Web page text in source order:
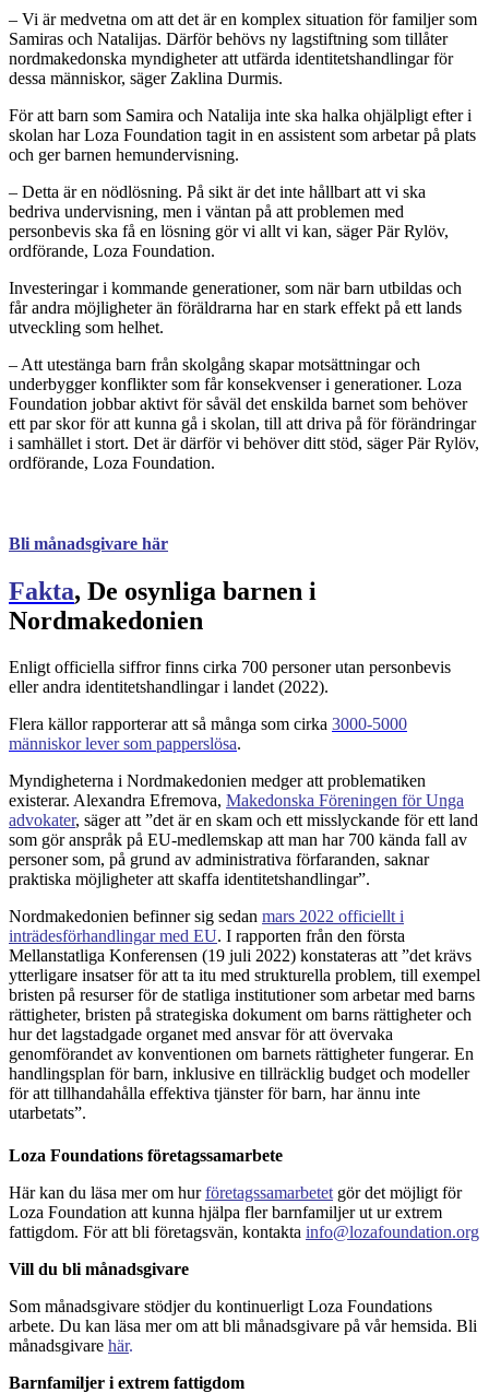
– Vi är medvetna om att det är en komplex situation för familjer som
Samiras och Natalijas. Därför behövs ny lagstiftning som tillåter
nordmakedonska myndigheter att utfärda identitetshandlingar för
dessa människor, säger Zaklina Durmis.
För att barn som Samira och Natalija inte ska halka ohjälpligt efter i
skolan har Loza Foundation tagit in en assistent som arbetar på plats
och ger barnen hemundervisning.
– Detta är en nödlösning. På sikt är det inte hållbart att vi ska
bedriva undervisning, men i väntan på att problemen med
personbevis ska få en lösning gör vi allt vi kan, säger Pär Rylöv,
ordförande, Loza Foundation.
Investeringar i kommande generationer, som när barn utbildas och
får andra möjligheter än föräldrarna har en stark effekt på ett lands
utveckling som helhet.
– Att utestänga barn från skolgång skapar motsättningar och
underbygger konflikter som får konsekvenser i generationer. Loza
Foundation jobbar aktivt för såväl det enskilda barnet som behöver
ett par skor för att kunna gå i skolan, till att driva på för förändringar
i samhället i stort. Det är därför vi behöver ditt stöd, säger Pär Rylöv,
ordförande, Loza Foundation.
Bli månadsgivare här
Fakta, De osynliga barnen i
Nordmakedonien
Enligt officiella siffror finns cirka 700 personer utan personbevis
eller andra identitetshandlingar i landet (2022).
Flera källor rapporterar att så många som cirka 3000-5000
människor lever som papperslösa.
Myndigheterna i Nordmakedonien medger att problematiken
existerar. Alexandra Efremova, Makedonska Föreningen för Unga
advokater, säger att ”det är en skam och ett misslyckande för ett land
som gör anspråk på EU-medlemskap att man har 700 kända fall av
personer som, på grund av administrativa förfaranden, saknar
praktiska möjligheter att skaffa identitetshandlingar”.
Nordmakedonien befinner sig sedan mars 2022 officiellt i
inträdesförhandlingar med EU. I rapporten från den första
Mellanstatliga Konferensen (19 juli 2022) konstateras att ”det krävs
ytterligare insatser för att ta itu med strukturella problem, till exempel
bristen på resurser för de statliga institutioner som arbetar med barns
rättigheter, bristen på strategiska dokument om barns rättigheter och
hur det lagstadgade organet med ansvar för att övervaka
genomförandet av konventionen om barnets rättigheter fungerar. En
handlingsplan för barn, inklusive en tillräcklig budget och modeller
för att tillhandahålla effektiva tjänster för barn, har ännu inte
utarbetats”.
Loza Foundations företagssamarbete
Här kan du läsa mer om hur företagssamarbetet gör det möjligt för
Loza Foundation att kunna hjälpa fler barnfamiljer ut ur extrem
fattigdom. För att bli företagsvän, kontakta info@lozafoundation.org
Vill du bli månadsgivare
Som månadsgivare stödjer du kontinuerligt Loza Foundations
arbete. Du kan läsa mer om att bli månadsgivare på vår hemsida. Bli
månadsgivare här.
Barnfamiljer i extrem fattigdom